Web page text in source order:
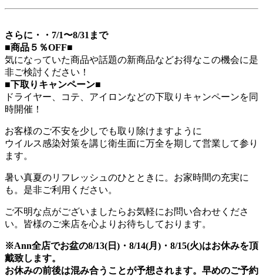
さらに・・7/1〜8/31まで
■商品５％OFF■
気になっていた商品や話題の新商品などお得なこの機会に是
非ご検討ください！
■下取りキャンペーン■
ドライヤー、コテ、アイロンなどの下取りキャンペーンを同
時開催！
お客様のご不安を少しでも取り除けますように
ウイルス感染対策を講じ衛生面に万全を期して営業して参り
ます。
暑い真夏のリフレッシュのひとときに。お家時間の充実に
も。是非ご利用ください。
ご不明な点がございましたらお気軽にお問い合わせくださ
い。皆様のご来店を心よりお待ちしております。
※Ann全店でお盆の8/13(日)・8/14(月)・8/15(火)はお休みを頂
戴致します。
お休みの前後は混み合うことが予想されます。早めのご予約